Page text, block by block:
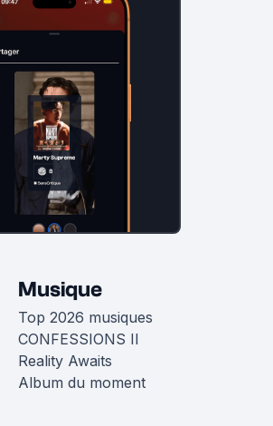
Musique
Top 2026 musiques
CONFESSIONS II
Reality Awaits
Album du moment